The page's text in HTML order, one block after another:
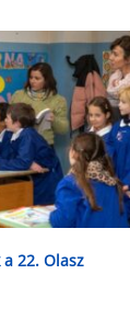
22. Olasz